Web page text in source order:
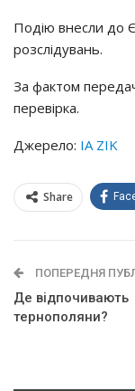
Подію внесли до
розслідувань.
За фактом
перевірка.
Джерело: IA ZIK
Share
ПОПЕРЕДНЯ
Де відпочивають
тернополяни?